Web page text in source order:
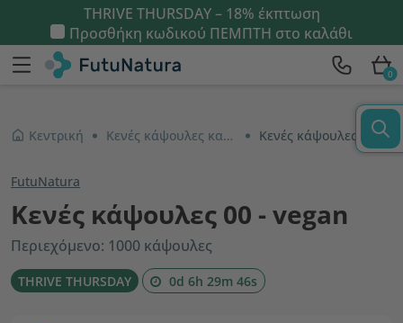
THRIVE THURSDAY – 18% έκπτωση
Προσθήκη κωδικού ΠΕΜΠΤΗ στο καλάθι
0
Κεντρική Κενές κάψουλες και πληρωτικά Κενές κάψουλες 00 - vegan
FutuNatura
Κενές κάψουλες 00 - vegan
Περιεχόμενο: 1000 κάψουλες
THRIVE THURSDAY 0d 6h 29m 45s